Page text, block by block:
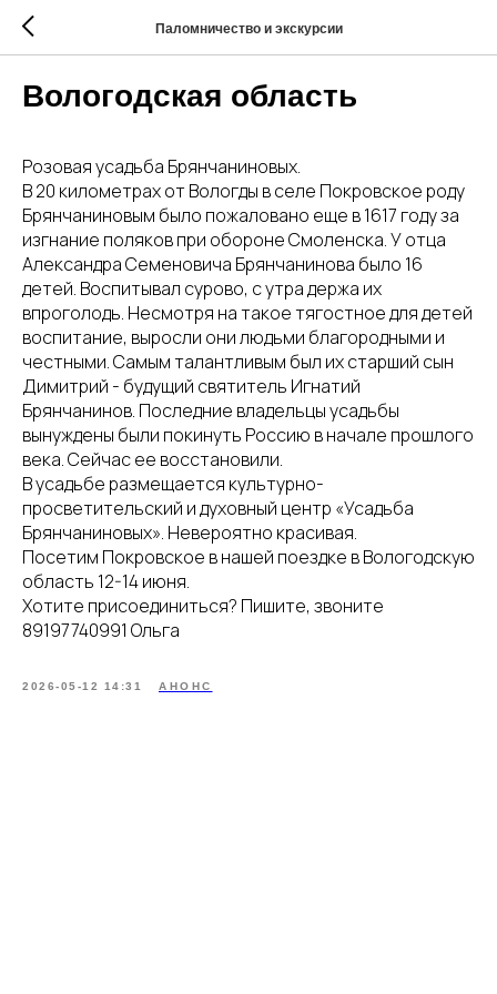
Паломничество и экскурсии
Вологодская область
Розовая усадьба Брянчаниновых.
В 20 километрах от Вологды в селе Покровское роду
Брянчаниновым было пожаловано еще в 1617 году за
изгнание поляков при обороне Смоленска. У отца
Александра Семеновича Брянчанинова было 16
детей. Воспитывал сурово, с утра держа их
впроголодь. Несмотря на такое тягостное для детей
воспитание, выросли они людьми благородными и
честными. Самым талантливым был их старший сын
Димитрий - будущий святитель Игнатий
Брянчанинов. Последние владельцы усадьбы
вынуждены были покинуть Россию в начале прошлого
века. Сейчас ее восстановили.
В усадьбе размещается культурно-
просветительский и духовный центр «Усадьба
Брянчаниновых». Невероятно красивая.
Посетим Покровское в нашей поездке в Вологодскую
область 12-14 июня.
Хотите присоединиться? Пишите, звоните
89197740991 Ольга
2026-05-12 14:31 АНОНС